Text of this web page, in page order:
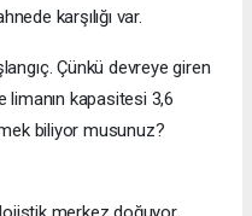
karşılığı var.
Çünkü devreye giren
limanın kapasitesi 3,6
biliyor musunuz?